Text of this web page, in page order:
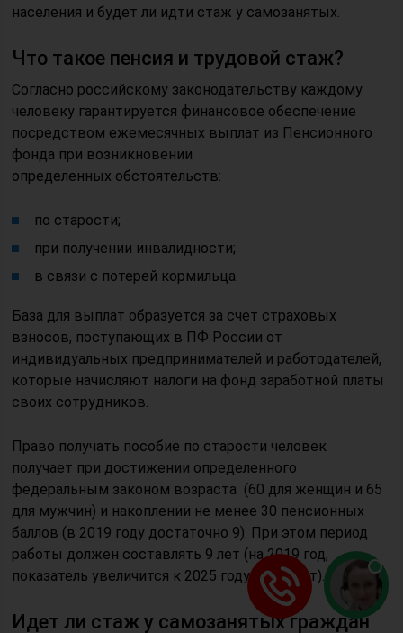
населения и будет ли идти стаж у самозанятых.
Что такое пенсия и трудовой стаж?
Согласно российскому законодательству каждому
человеку гарантируется финансовое обеспечение
посредством ежемесячных выплат из Пенсионного
фонда при возникновении
определенных обстоятельств:
по старости;
при получении инвалидности;
в связи с потерей кормильца.
База для выплат образуется за счет страховых
взносов, поступающих в ПФ России от
индивидуальных предпринимателей и работодателей,
которые начисляют налоги на фонд заработной платы
своих сотрудников.
Право получать пособие по старости человек
получает при достижении определенного
федеральным законом возраста (60 для женщин и 65
для мужчин) и накоплении не менее 30 пенсионных
баллов (в 2019 году достаточно 9). При этом период
работы должен составлять 9 лет (на 2019 год,
показатель увеличится к 2025 году до 15 лет).
Идет ли стаж у самозанятых граждан